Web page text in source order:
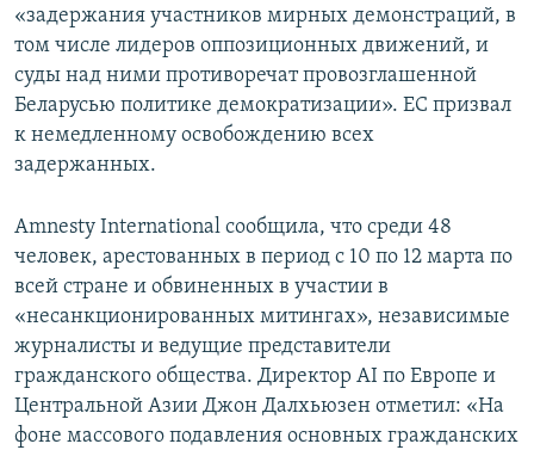
«задержания участников мирных демонстраций, в
том числе лидеров оппозиционных движений, и
суды над ними противоречат провозглашенной
Беларусью политике демократизации». ЕС призвал
к немедленному освобождению всех
задержанных.
Amnesty International сообщила, что среди 48
человек, арестованных в период с 10 по 12 марта по
всей стране и обвиненных в участии в
«несанкционированных митингах», независимые
журналисты и ведущие представители
гражданского общества. Директор AI по Европе и
Центральной Азии Джон Далхьюзен отметил: «На
фоне массового подавления основных гражданских